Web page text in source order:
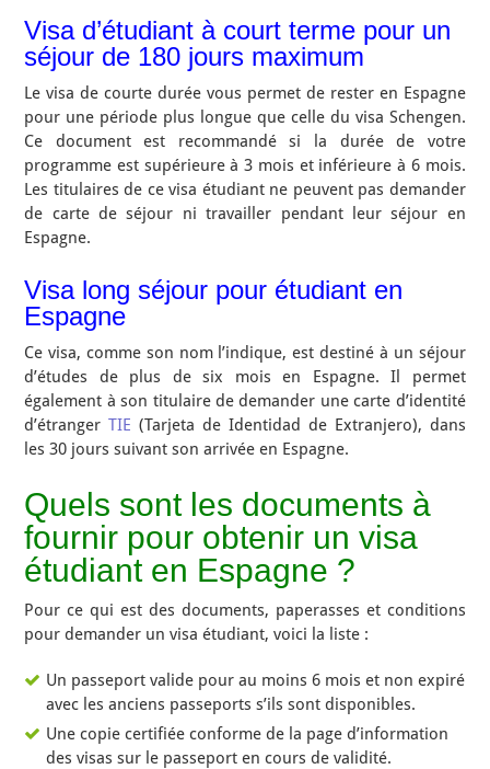
Visa d’étudiant à court terme pour un
séjour de 180 jours maximum
Le visa de courte durée vous permet de rester en Espagne
pour une période plus longue que celle du visa Schengen.
Ce document est recommandé si la durée de votre
programme est supérieure à 3 mois et inférieure à 6 mois.
Les titulaires de ce visa étudiant ne peuvent pas demander
de carte de séjour ni travailler pendant leur séjour en
Espagne.
Visa long séjour pour étudiant en
Espagne
Ce visa, comme son nom l’indique, est destiné à un séjour
d’études de plus de six mois en Espagne. Il permet
également à son titulaire de demander une carte d’identité
d’étranger TIE (Tarjeta de Identidad de Extranjero), dans
les 30 jours suivant son arrivée en Espagne.
Quels sont les documents à
fournir pour obtenir un visa
étudiant en Espagne ?
Pour ce qui est des documents, paperasses et conditions
pour demander un visa étudiant, voici la liste :
Un passeport valide pour au moins 6 mois et non expiré
avec les anciens passeports s’ils sont disponibles.
Une copie certifiée conforme de la page d’information
des visas sur le passeport en cours de validité.